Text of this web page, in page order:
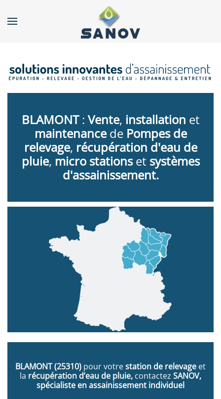
Accéder au contenu principal
BLAMONT: Vente, installation et
maintenancede Pompes de
relevage, récupération d'eau de
pluie, micro stationset systèmes
d'assainissement.
BLAMONT(25310) pour votrestation de relevage et
la récupération d’eau de pluie, contactez SANOV,
spécialiste en assainissement individuel